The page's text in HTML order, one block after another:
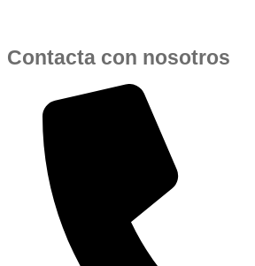
Contacta con nosotros